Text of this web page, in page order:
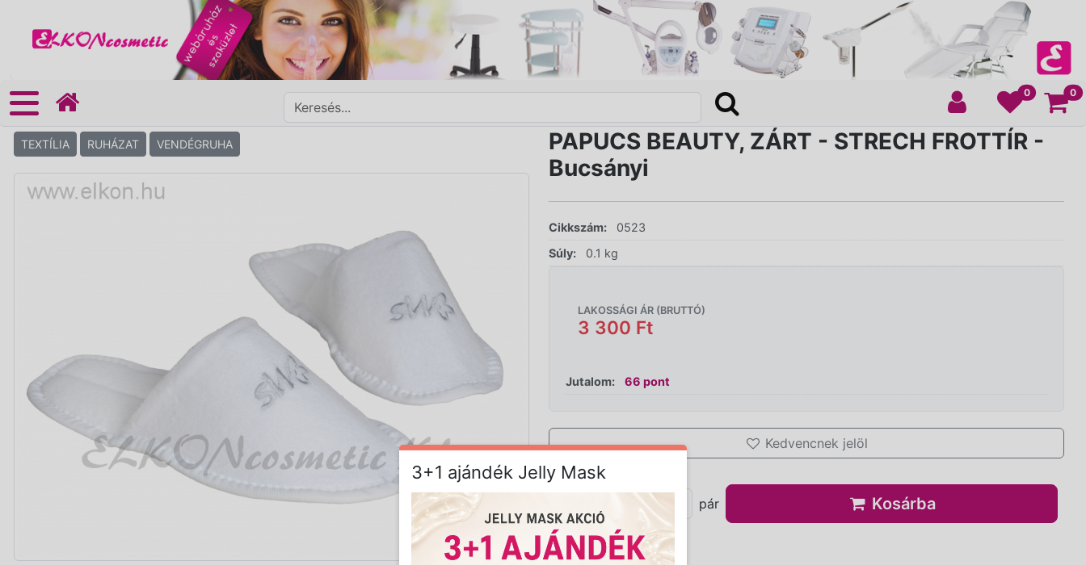
0 0
TEXTÍLIA RUHÁZAT VENDÉGRUHA
PAPUCS BEAUTY, ZÁRT - STRECH FROTTÍR -
Bucsányi
Cikkszám:
0523
Súly:
0.1 kg
LAKOSSÁGI ÁR (BRUTTÓ)
3 300 Ft
Jutalom: 66 pont
Kedvencnek jelöl
pár Kosárba
3+1 ajándék Jelly Mask